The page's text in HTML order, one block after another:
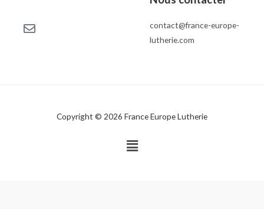
contact@france-europe-
lutherie.com
Copyright © 2026 France Europe Lutherie
Menu